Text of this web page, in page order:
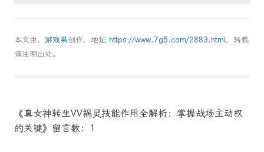
本文由， 游戏果创作，地址 https://www.7g5.com/2883.html，转载
请注明出处。
《真女神转生VV祸灵技能作用全解析：掌握战场主动权
的关键》留言数：1